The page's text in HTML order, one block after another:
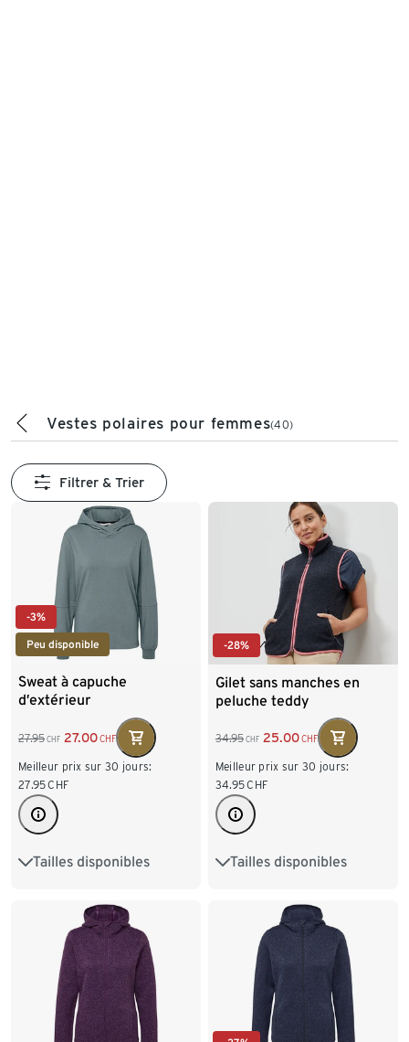
Vestes polaires pour femmes(40)
Filtrer & Trier
-3%
Peu disponible
Sweat à capuche
d’extérieur
27.95 CHF 27.00CHF
Meilleur prix sur 30 jours:
27.95CHF
Tailles disponibles
XS 32/34 S 36/38
L 44/46
XL 48/50
-28%
Gilet sans manches en
peluche teddy
34.95 CHF 25.00CHF
Meilleur prix sur 30 jours:
34.95CHF
Tailles disponibles
XS 32/34 S 36/38
L 44/46
XL 48/50